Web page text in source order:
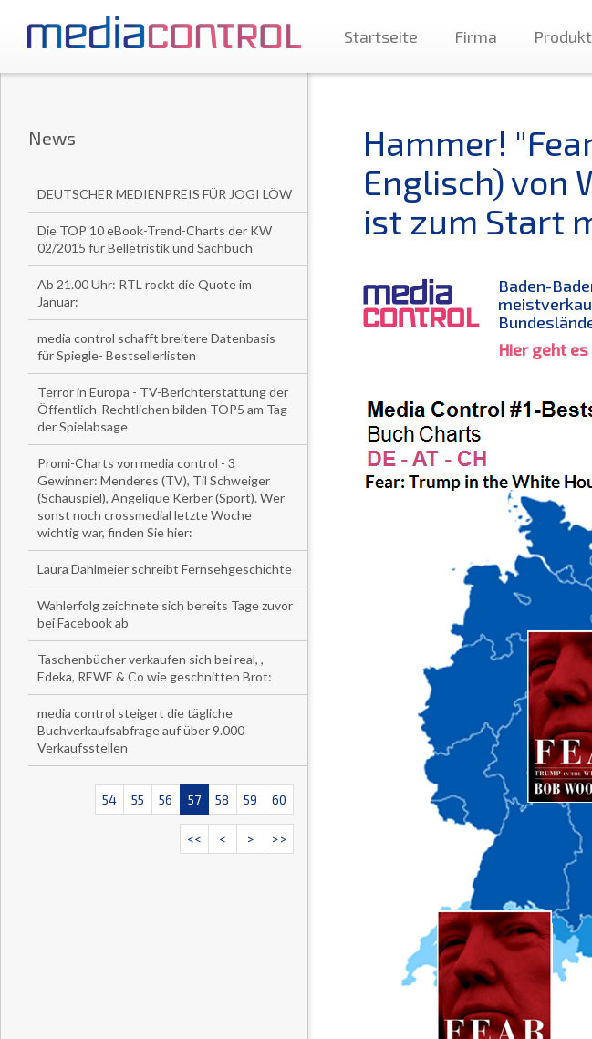
Startseite Firma
News
DEUTSCHER MEDIENPREIS FÜR JOGI LÖW
Die TOP 10 eBook-Trend-Charts der KW
02/2015 für Belletristik und Sachbuch
Ab 21.00 Uhr: RTL rockt die Quote im
Januar:
media control schafft breitere Datenbasis
für Spiegle- Bestsellerlisten
Terror in Europa - TV-Berichterstattung der
Öffentlich-Rechtlichen bilden TOP5 am Tag
der Spielabsage
Promi-Charts von media control - 3
Gewinner: Menderes (TV), Til Schweiger
(Schauspiel), Angelique Kerber (Sport). Wer
sonst noch crossmedial letzte Woche
wichtig war, finden Sie hier:
Laura Dahlmeier schreibt Fernsehgeschichte
Wahlerfolg zeichnete sich bereits Tage zuvor
bei Facebook ab
Taschenbücher verkaufen sich bei real,-,
Edeka, REWE & Co wie geschnitten Brot:
media control steigert die tägliche
Buchverkaufsabfrage auf über 9.000
Verkaufsstellen
54 55 56 57 58 59 60
<< < > >>
Hammer!
Englisch) von
ist zum Start
Baden-
Hier geht